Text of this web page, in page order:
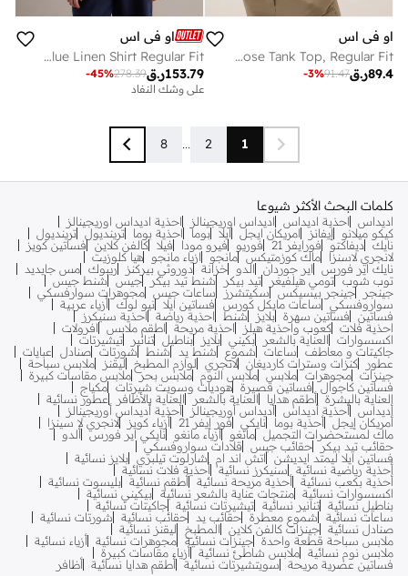
او في اس
OVS White Stretch Viscose Tank Top, Regular Fit
ر.ق89.4
91.47
-3%
او في اس
OVS Pure Blue Linen Shirt Regular Fit
ر.ق153.79
278.39
-45%
على وشك النفاد
1
2
...
8
كلمات البحث الأكثر شيوعا
اديداس احذية اديداس اديداس اوريجينالز
احذية اديداس اوريجينالز
كيكو ميلانو
إيفانز امريكان ايجل ايلا بوما احذية بوما ترينديول ترينديول
نايك ديفاكتو فورايفر 21 فوريو فيرو مودا فيلا كالفن كلاين فساتين كويز
لانجري لاسنزا
ماك كوزمتيكس مانجو ازياء مانجو
هيا كلوزيت
نايك اير فورس
اير جوردان الدو خزانة دوروثي بيركنز ريبوك مس جايديد
توب شوب تومي هيلفيغر تيد بيكر شنط تيد بيكر جيس
شنط جيس
جينجر
جينجر بيسيكس سكيتشرز ساعات جيس مجوهرات سوارفسكي
سواروفسكي
ساعات مايكل كورس فساتين ايلا نيو لوك أزياء عربية
فساتين
فساتين سهرة بلايز شنط احذية رياضة
احذية سنيكرز
احذية فلات كعوب واحذية هيلز احذية مريحة اطقم ملابس
افرولات
اكسسوارات
العناية بالشعر بكيني بلايز بناطيل تنانير
تيشيرتات
جاكيتات و معاطف
ساعات شموع شنط يد شنط شورتات صنادل
عبايات
عطور
كنزات وسترات كارديغان لانجري لوازم المطبخ ليقنز
ملابس سباحة
جينزات مجوهرات ملابس ملابس النوم ملابس بحر ملابس مقاسات كبيرة
فساتين كاجوال
فساتين قصيرة هوديات وسويت شيرتات مكياج
العناية بالبشرة أطقم هدايا العناية بالشعر العناية بالأظافر
عطور نسائية
أديداس أحذية أديداس أديداس أوريجينالز
أحذية أديداس أوريجينالز
أمريكان إيجل أحذية بوما نايكي فور إيفر 21 أزياء كويز
لانجري لا سينزا
ماك لمستحضرات التجميل مانغو أزياء مانغو نايكي اير فورس ألدو
حقائب تيد بيكر
حقائب جيس
قلادات سواروفسكي
فساتين ايلا ليمتد ايديشن
اتش اند ام شارلوت تيلبري بلايز نسائية
أحذية رياضية نسائية
سنيكرز نسائية أحذية فلات نسائية
أحذية بكعب نسائية أحذية مريحة نسائية أطقم نسائية بليسوت نسائية
اكسسوارات نسائية منتجات عناية بالشعر نسائية بيكيني نسائية
بناطيل نسائية تنانير نسائية تيشيرتات نسائية جاكيتات نسائية
ساعات نسائية
شموع معطرة حقائب يد حقائب نسائية
شورتات نسائية
صنادل نسائية جينزات كالفن كلاين المطبخ
ليقنز نسائية
ملابس سباحة قطعة واحدة جينزات نسائية مجوهرات نسائية أزياء نسائية
ملابس نوم نسائية ملابس شاطئ نسائية أزياء مقاسات كبيرة
فساتين عصرية مريحة
سويتشيرتات نسائية أطقم هدايا نسائية أظافر